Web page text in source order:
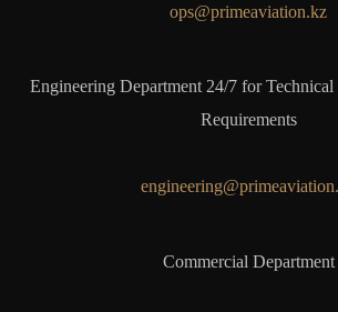
ops@primeaviation.kz
Engineering Department 24/7 for
Requirements
Commercial Department